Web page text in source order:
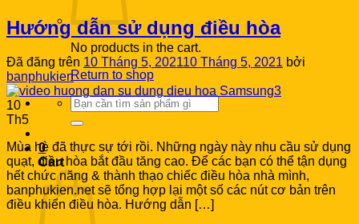
No products in the cart.
Return to shop
Search
for:
0
Cart
Hướng dẫn sử dụng điều hòa
Đã đăng trên 10 Tháng 5, 202110 Tháng 5, 2021 bởi
banphukien
10
Th5
Mùa hè đã thực sự tới rồi. Những ngày này nhu cầu sử dụng
quạt, điều hòa bắt đầu tăng cao. Để các bạn có thể tận dụng
hết chức năng & thành thạo chiếc điều hòa nhà mình,
banphukien.net sẽ tổng hợp lại một số các nút cơ bản trên
điều khiển điều hòa. Hướng dẫn […]